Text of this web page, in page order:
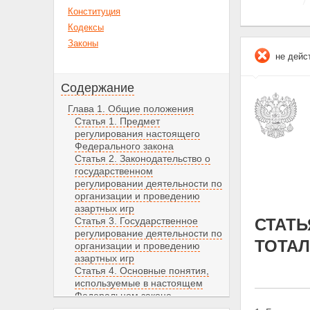
Конституция
Кодексы
Законы
Содержание
Глава 1. Общие положения
Статья 1. Предмет
регулирования настоящего
Федерального закона
Статья 2. Законодательство о
государственном
регулировании деятельности по
организации и проведению
азартных игр
Статья 3. Государственное
регулирование деятельности по
организации и проведению
азартных игр
Статья 4. Основные понятия,
используемые в настоящем
Федеральном законе
не